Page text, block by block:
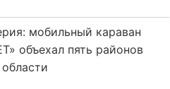
мобильный караван
объехал пять районов